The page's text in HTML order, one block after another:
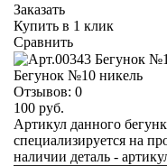
Заказать
Купить в 1 клик
Сравнить
Бегунок №10 никель
Отзывов: 0
100 руб.
Артикул данного
специализируется на
наличии деталь -